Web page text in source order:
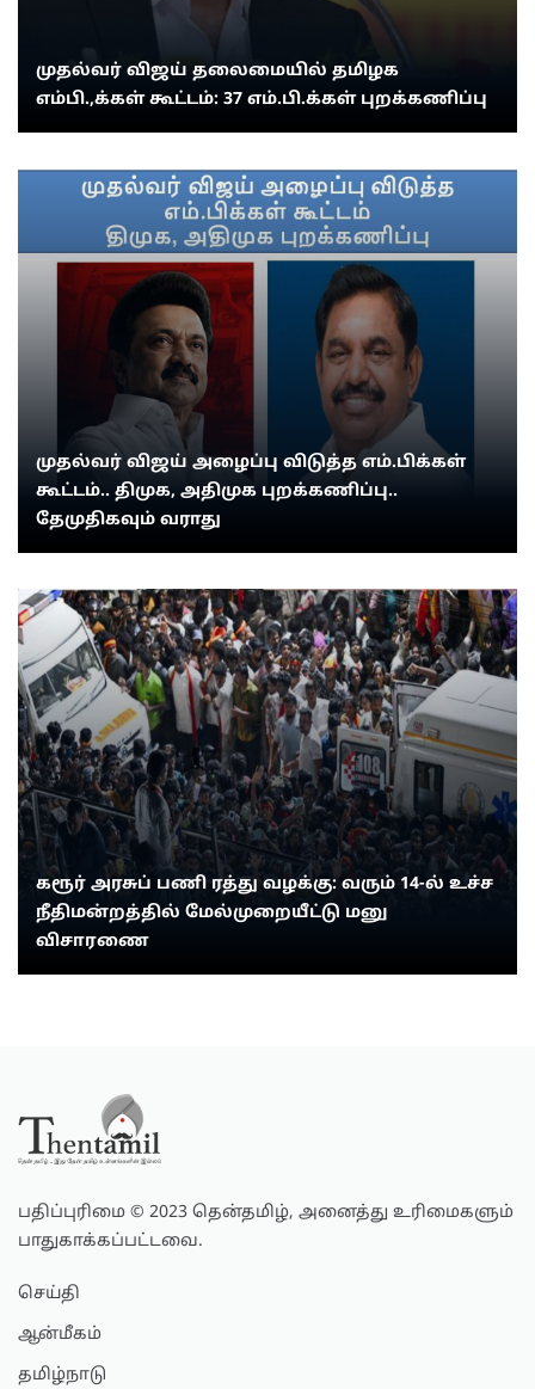
முதல்வர் விஜய் தலைமையில் தமிழக
எம்பி.,க்கள் கூட்டம்: 37 எம்.பி.க்கள் புறக்கணிப்பு
முதல்வர் விஜய் அழைப்பு விடுத்த எம்.பிக்கள்
கூட்டம்.. திமுக, அதிமுக புறக்கணிப்பு..
தேமுதிகவும் வராது
கரூர் அரசுப் பணி ரத்து வழக்கு: வரும் 14-ல் உச்ச
நீதிமன்றத்தில் மேல்முறையீட்டு மனு
விசாரணை
பதிப்புரிமை © 2023 தென்தமிழ், அனைத்து உரிமைகளும்
பாதுகாக்கப்பட்டவை.
செய்தி
ஆன்மீகம்
தமிழ்நாடு